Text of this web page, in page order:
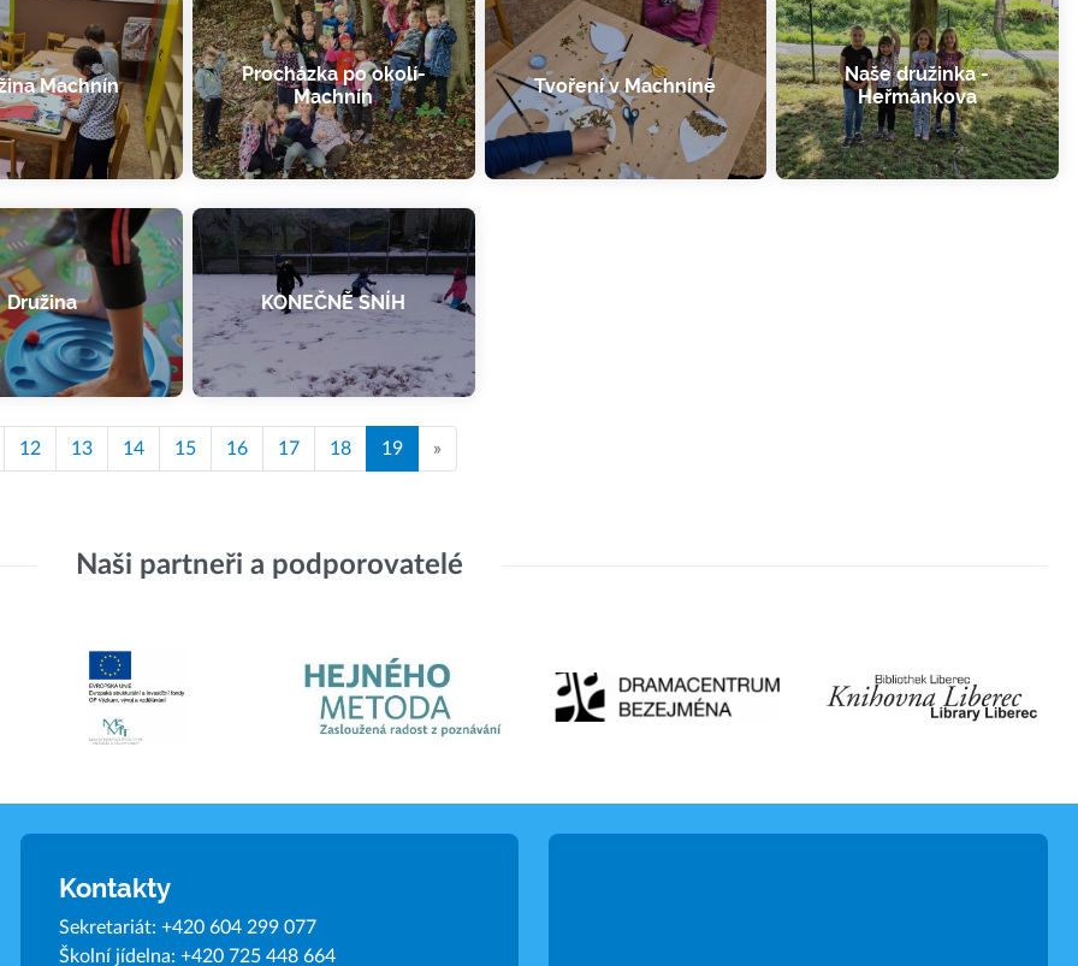
Machnín
Procházka po okolí-
Machnín
Tvoření v Machníně
Naše družinka -
Heřmánkova
Družina KONEČNĚ SNÍH
12 13 14 15 16 17 18 19 »
Naši partneři a podporovatelé
Kontakty
Sekretariát: +420 604 299 077
Školní jídelna: +420 725 448 664